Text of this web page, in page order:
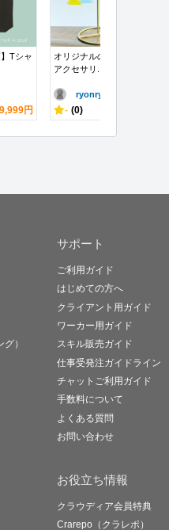
Tシャ
円
オリジナルのイメージ
アクセサリ...
ryonry..
- (0)
）
サポート
ご利用ガイド
はじめての方へ
クライアント用ガイド
ワーカー用ガイド
スキル販売ガイド
仕事受発注ガイドライン
チャットご利用ガイド
手数料について
よくある質問
お問い合わせ
お役立ち情報
クラウディア会員特典
Crarepo（クラレポ）